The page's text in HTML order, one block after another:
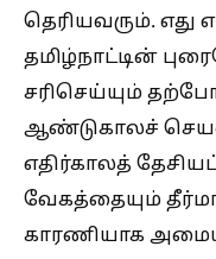
தெரியவரும். எது
தமிழ்நாட்டின்
சரிசெய்யும்
ஆண்டுகாலச்
எதிர்காலத்
வேகத்தையும்
காரணியாக